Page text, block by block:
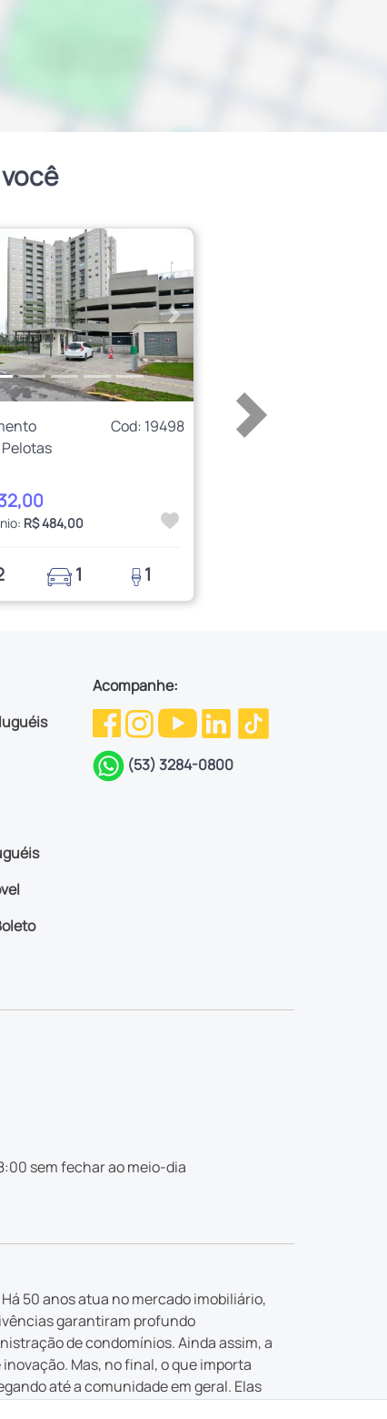
Próximo
Cod: 19498
R$ 484,00
1 1
Acompanhe:
(53) 3284-0800
sem fechar ao meio-dia
50 anos atua no mercado imobiliário,
garantiram profundo
de condomínios. Ainda assim, a
Mas, no final, o que importa
até a comunidade em geral. Elas